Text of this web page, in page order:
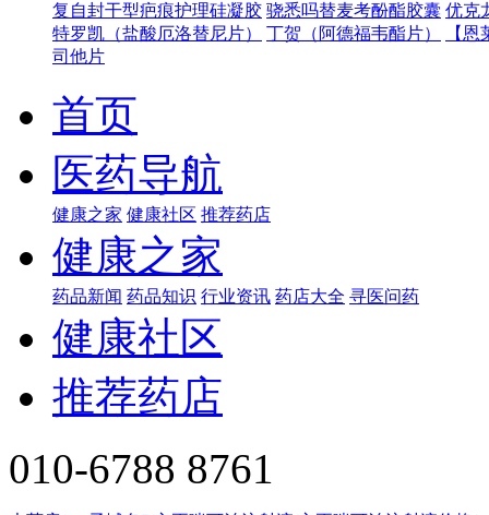
复自封干型疤痕护理硅凝胶 骁悉吗替麦考酚酯胶囊 优克
特罗凯（盐酸厄洛替尼片）
丁贺（阿德福韦酯片）
【
司他片
首页
医药导航
健康之家 健康社区 推荐药店
健康之家
药品新闻 药品知识 行业资讯 药店大全 寻医问药
健康社区
推荐药店
010-6788 8761